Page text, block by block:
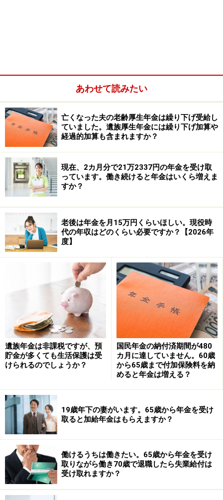
A：「特別支給の老齢厚生年金」は受給でき
ない
年金の受給に関しましては、原則として65歳からとなっ
ていますが、昭和60年の法律改正により、厚生年金保険
受給開始年齢を段階的に引き上げる「特別支給の老齢厚
生年金」の制度ができました。
この「特別支給の老齢厚生年金」を受け取るためには以
下の要件をすべて満たしている必要があります。
【1】男性の場合、昭和36年4月1日以前に生まれたこ
と。女性の場合、昭和41年4月1日以前に生まれたこと。
【2】老齢基礎年金の受給資格期間（10年）があるこ
と。
【3】厚生年金保険等に1年以上加入していたこと。
【4】生年月日に応じた受給開始年齢に達しているこ
相談者の場合、昭和43年（1968年）6月生まれとのこと
ですので【1】の要件を満たしておらず、65歳になる前
から「特別支給の老齢厚生年金」を受け取ることはでき
ないことになります。
もし60代前半で受け取りたい場合は、繰上げ受給という
制度もあります。これは、希望すれば60歳から65歳にな
あわせて読みたい
亡くなった夫の老齢厚生年金は繰り下げ受給し
ていました。遺族厚生年金には繰り下げ加算や
経過的加算も含まれますか？
現在、2カ月分で21万2337円の年金を受け取
っています。働き続けると年金はいくら増えま
すか？
老後は年金を月15万円くらいほしい。現役時
代の年収はどのくらい必要ですか？【2026年
度】
遺族年金は非課税ですが、預
貯金が多くても生活保護は受
けられるのでしょうか？
国民年金の納付済期間が480
カ月に達していません。60歳
から65歳まで付加保険料を納
めると年金は増える？
19歳年下の妻がいます。65歳から年金を受け
取ると加給年金はもらえますか？
働けるうちは働きたい。65歳から年金を受け
取りながら働き70歳で退職したら失業給付は
受け取れますか？